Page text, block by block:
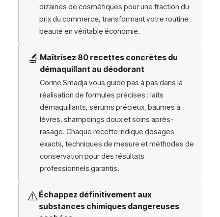
dizaines de cosmétiques pour une fraction du
prix du commerce, transformant votre routine
beauté en véritable économie.
🔬 Maîtrisez 80 recettes concrètes du
démaquillant au déodorant
Corine Smadja vous guide pas à pas dans la
réalisation de formules précises : laits
démaquillants, sérums précieux, baumes à
lèvres, shampoings doux et soins après-
rasage. Chaque recette indique dosages
exacts, techniques de mesure et méthodes de
conservation pour des résultats
professionnels garantis.
⚠️Échappez définitivement aux
substances chimiques dangereuses